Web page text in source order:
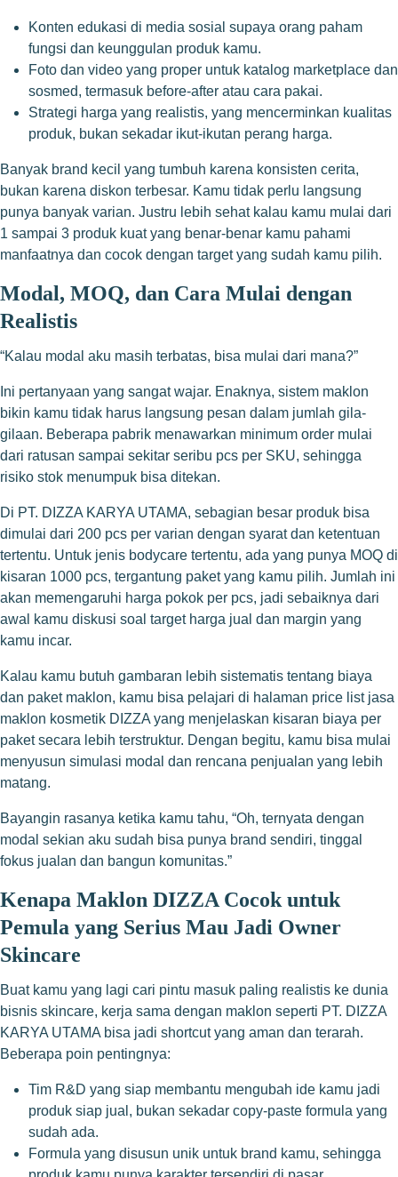
Konten edukasi di media sosial supaya orang paham
fungsi dan keunggulan produk kamu.
Foto dan video yang proper untuk katalog marketplace dan
sosmed, termasuk before-after atau cara pakai.
Strategi harga yang realistis, yang mencerminkan kualitas
produk, bukan sekadar ikut-ikutan perang harga.
Banyak brand kecil yang tumbuh karena konsisten cerita,
bukan karena diskon terbesar. Kamu tidak perlu langsung
punya banyak varian. Justru lebih sehat kalau kamu mulai dari
1 sampai 3 produk kuat yang benar-benar kamu pahami
manfaatnya dan cocok dengan target yang sudah kamu pilih.
Modal, MOQ, dan Cara Mulai dengan
Realistis
“Kalau modal aku masih terbatas, bisa mulai dari mana?”
Ini pertanyaan yang sangat wajar. Enaknya, sistem maklon
bikin kamu tidak harus langsung pesan dalam jumlah gila-
gilaan. Beberapa pabrik menawarkan minimum order mulai
dari ratusan sampai sekitar seribu pcs per SKU, sehingga
risiko stok menumpuk bisa ditekan.
Di PT. DIZZA KARYA UTAMA, sebagian besar produk bisa
dimulai dari 200 pcs per varian dengan syarat dan ketentuan
tertentu. Untuk jenis bodycare tertentu, ada yang punya MOQ di
kisaran 1000 pcs, tergantung paket yang kamu pilih. Jumlah ini
akan memengaruhi harga pokok per pcs, jadi sebaiknya dari
awal kamu diskusi soal target harga jual dan margin yang
kamu incar.
Kalau kamu butuh gambaran lebih sistematis tentang biaya
dan paket maklon, kamu bisa pelajari di halaman price list jasa
maklon kosmetik DIZZA yang menjelaskan kisaran biaya per
paket secara lebih terstruktur. Dengan begitu, kamu bisa mulai
menyusun simulasi modal dan rencana penjualan yang lebih
matang.
Bayangin rasanya ketika kamu tahu, “Oh, ternyata dengan
modal sekian aku sudah bisa punya brand sendiri, tinggal
fokus jualan dan bangun komunitas.”
Kenapa Maklon DIZZA Cocok untuk
Pemula yang Serius Mau Jadi Owner
Skincare
Buat kamu yang lagi cari pintu masuk paling realistis ke dunia
bisnis skincare, kerja sama dengan maklon seperti PT. DIZZA
KARYA UTAMA bisa jadi shortcut yang aman dan terarah.
Beberapa poin pentingnya:
Tim R&D yang siap membantu mengubah ide kamu jadi
produk siap jual, bukan sekadar copy-paste formula yang
sudah ada.
Formula yang disusun unik untuk brand kamu, sehingga